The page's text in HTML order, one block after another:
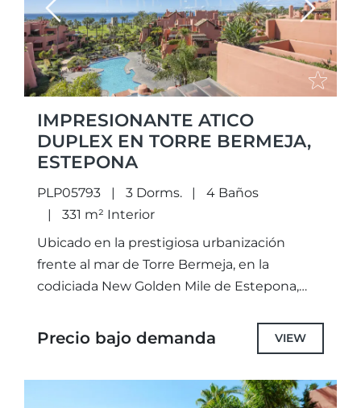
Previous Next
IMPRESIONANTE ATICO
DUPLEX EN TORRE BERMEJA,
ESTEPONA
PLP05793 3 Dorms.
4 Baños
331 m² Interior
Ubicado en la prestigiosa urbanización
frente al mar de Torre Bermeja, en la
codiciada New Golden Mile de Estepona,
maestría la arquitectura andaluza
Precio bajo demanda VIEW